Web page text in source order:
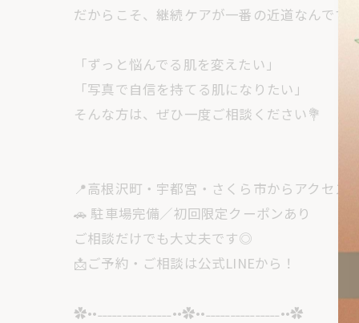
だからこそ、継続ケアが一番の近道なんです
「ずっと悩んでる肌を変えたい」
「写真で自信を持てる肌になりたい」
そんな方は、ぜひ一度ご相談ください💐
📍高根沢町・宇都宮・さくら市からアクセス
🚗 駐車場完備／初回限定クーポンあり
ご相談だけでも大丈夫です◎
📩ご予約・ご相談は公式LINEから！
✿••˗˗˗˗˗˗˗˗˗˗˗˗˗˗˗••✿••˗˗˗˗˗˗˗˗˗˗˗˗˗˗˗••✿